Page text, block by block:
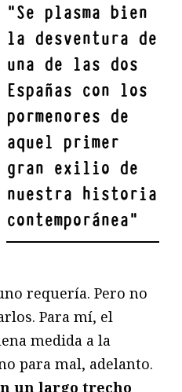
"Se plasma bien
la desventura de
una de las dos
Españas con los
pormenores de
aquel primer
gran exilio de
nuestra historia
contemporánea"
requería. Pero no
Para mí, el
medida a la
para mal, adelanto.
un largo trecho